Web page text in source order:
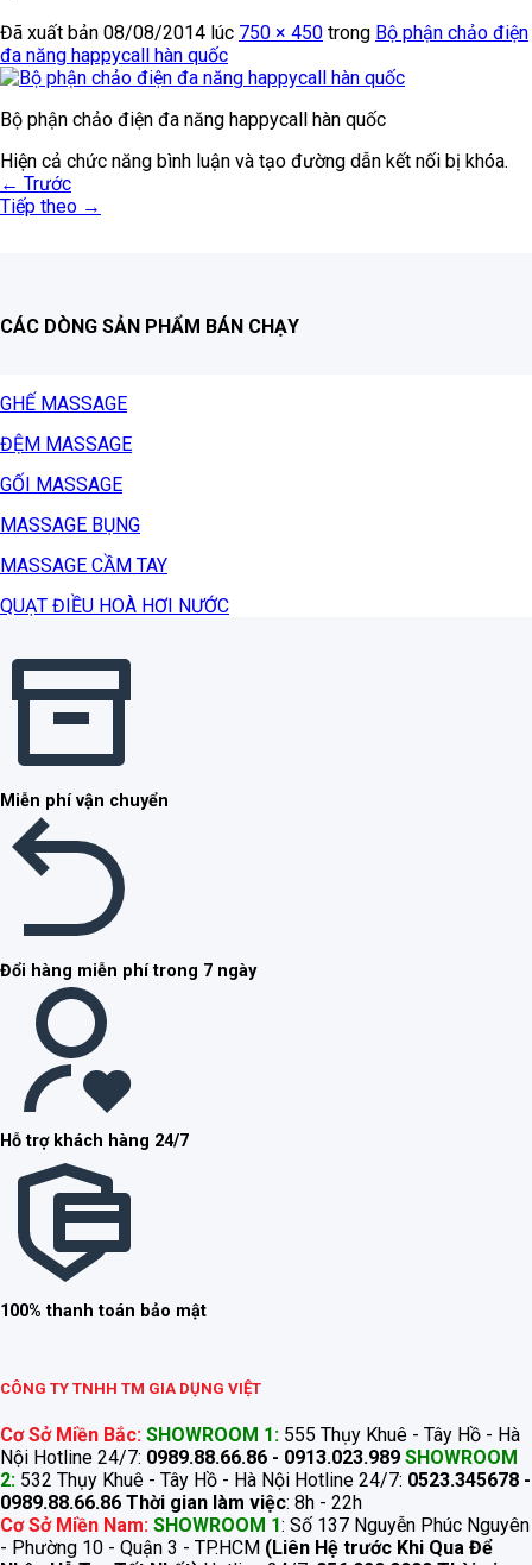
Đã xuất bản 08/08/2014 lúc 750 × 450 trong Bộ phận chảo điện
đa năng happycall hàn quốc
Bộ phận chảo điện đa năng happycall hàn quốc
Hiện cả chức năng bình luận và tạo đường dẫn kết nối bị khóa.
← Trước
Tiếp theo →
CÁC DÒNG SẢN PHẨM BÁN CHẠY
GHẾ MASSAGE
ĐỆM MASSAGE
GỐI MASSAGE
MASSAGE BỤNG
MASSAGE CẦM TAY
QUẠT ĐIỀU HOÀ HƠI NƯỚC
Miễn phí vận chuyển
Đổi hàng miễn phí trong 7 ngày
Hỗ trợ khách hàng 24/7
100% thanh toán bảo mật
CÔNG TY TNHH TM GIA DỤNG VIỆT
Cơ Sở Miền Bắc: SHOWROOM 1: 555 Thụy Khuê - Tây Hồ - Hà
Nội Hotline 24/7: 0989.88.66.86 - 0913.023.989 SHOWROOM
2: 532 Thụy Khuê - Tây Hồ - Hà Nội Hotline 24/7: 0523.345678 -
0989.88.66.86 Thời gian làm việc: 8h - 22h
Cơ Sở Miền Nam: SHOWROOM 1: Số 137 Nguyễn Phúc Nguyên
- Phường 10 - Quận 3 - TP.HCM (Liên Hệ trước Khi Qua Để